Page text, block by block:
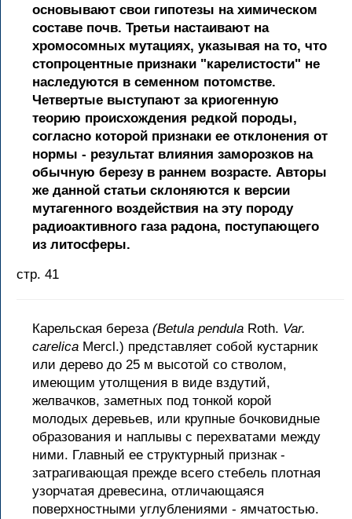
основывают свои гипотезы на химическом
составе почв. Третьи настаивают на
хромосомных мутациях, указывая на то, что
стопроцентные признаки "карелистости" не
наследуются в семенном потомстве.
Четвертые выступают за криогенную
теорию происхождения редкой породы,
согласно которой признаки ее отклонения от
нормы - результат влияния заморозков на
обычную березу в раннем возрасте. Авторы
же данной статьи склоняются к версии
мутагенного воздействия на эту породу
радиоактивного газа радона, поступающего
из литосферы.
стр. 41
Карельская береза (Betula pendula Roth. Var.
carelica Mercl.) представляет собой кустарник
или дерево до 25 м высотой со стволом,
имеющим утолщения в виде вздутий,
желвачков, заметных под тонкой корой
молодых деревьев, или крупные бочковидные
образования и наплывы с перехватами между
ними. Главный ее структурный признак -
затрагивающая прежде всего стебель плотная
узорчатая древесина, отличающаяся
поверхностными углублениями - ямчатостью.